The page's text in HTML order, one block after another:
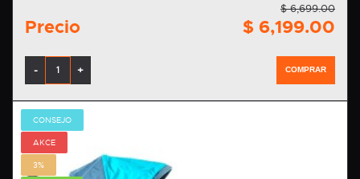
Precio
$ 6,699.00
$ 6,199.00
- + COMPRAR
CONSEJO
AKCE
3%